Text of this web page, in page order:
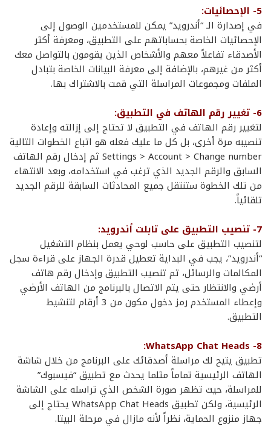
5- الإحصائيات:
في إصدارة الـ “أندرويد” يمكن للمستخدمين الوصول إلى
الإحصائيات الخاصة بحساباتهم على التطبيق، ومعرفة أكثر
الأصدقاء تفاعلاً معهم والأشخاص الذين يقومون بالتواصل معك
أكثر من غيرهم، بالإضافة إلى معرفة البيانات الخاصة بتبادل
الملفات ومجموعات المراسلة التي قمت بالاشتراك بها.
6- تغيير رقم الهاتف في التطبيق:
لتغيير رقم الهاتف في التطبيق لا تحتاج إلى إزالته وإعادة
تنصيبه مرة أخرى، بل كل ما عليك فعله هو اتباع الخطوات التالية
Settings > Account > Change number ثم إدخال رقم الهاتف
السابق والرقم الجديد الذي ترغب في استخدامه، وبعد الانتهاء
من تلك الخطوة ستنتقل جميع المحادثات السابقة للرقم الجديد
تلقائياً.
7- تنصيب التطبيق على تابلت أندرويد:
لتنصيب التطبيق على حاسب لوحي يعمل بنظام التشغيل
“أندرويد”، يجب في البداية تعطيل قدرة الجهاز على قراءة سجل
المكالمات والرسائل، ثم تنصيب التطبيق وإدخال رقم هاتف
أرضي والانتظار حتى يتم الاتصال بالبرنامج من الهاتف الأرضي
وإعطاء المستخدم رمز دخول مكون من 3 أرقام لتنشيط
التطبيق.
8- WhatsApp Chat Heads:
تطبيق يتيح لك مراسلة أصدقائك على البرنامج من خلال شاشة
الهاتف الرئيسية تماماً مثلما يحدث مع تطبيق “فيسبوك”
للمراسلة، حيث تظهر صورة الشخص الذي تراسله على الشاشة
الرئيسية، ولكن تطبيق WhatsApp Chat Heads يحتاج إلى
جهاز منزوع الحماية، نظراً لأنه مازال في مرحلة البيتا.